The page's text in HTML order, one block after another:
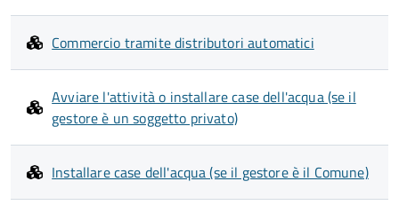
Commercio tramite distributori automatici
Avviare l'attività o installare case dell'acqua (se il
gestore è un soggetto privato)
Installare case dell'acqua (se il gestore è il Comune)